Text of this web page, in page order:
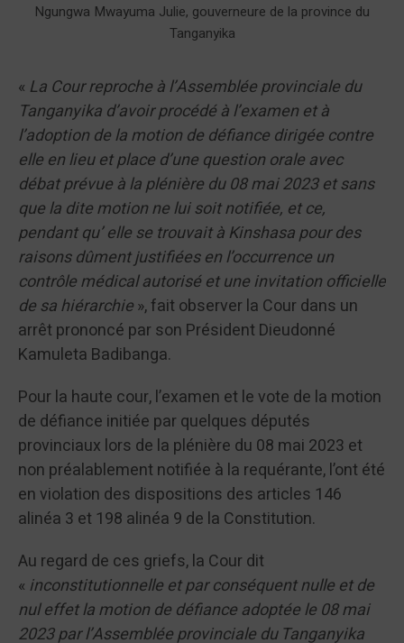
Ngungwa Mwayuma Julie, gouverneure de la province du
Tanganyika
« La Cour reproche à l’Assemblée provinciale du
Tanganyika d’avoir procédé à l’examen et à
l’adoption de la motion de défiance dirigée contre
elle en lieu et place d’une question orale avec
débat prévue à la plénière du 08 mai 2023 et sans
que la dite motion ne lui soit notifiée, et ce,
pendant qu’ elle se trouvait à Kinshasa pour des
raisons dûment justifiées en l’occurrence un
contrôle médical autorisé et une invitation officielle
de sa hiérarchie», fait observer la Cour dans un
arrêt prononcé par son Président Dieudonné
Kamuleta Badibanga.
Pour la haute cour, l’examen et le vote de la motion
de défiance initiée par quelques députés
provinciaux lors de la plénière du 08 mai 2023 et
non préalablement notifiée à la requérante, l’ont été
en violation des dispositions des articles 146
alinéa 3 et 198 alinéa 9 de la Constitution.
Au regard de ces griefs, la Cour dit
« inconstitutionnelle et par conséquent nulle et de
nul effet la motion de défiance adoptée le 08 mai
2023 par l’Assemblée provinciale du Tanganyika